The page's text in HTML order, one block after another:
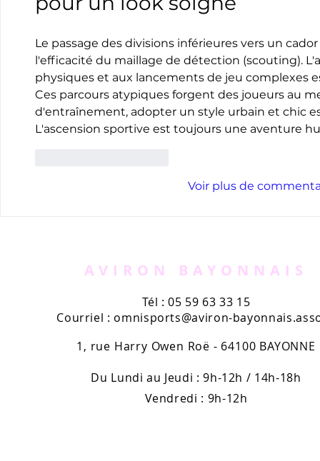
Le passage des divisions inférieures vers un
l'efficacité du maillage de détection (scouting).
physiques et aux lancements de jeu complexes
Ces parcours atypiques forgent des joueurs au
d'entraînement, adopter un style urbain et chic
L'ascension sportive est toujours une aventure
Voir plus de
AVIRON BAYONNAIS
Tél : 05 59 63 33 15
Courriel : omnisports@aviron-
1, rue Harry Owen Roë - 64100 BAYONNE
Du Lundi au Jeudi : 9h-12h / 14h-18h
Vendredi : 9h-12h